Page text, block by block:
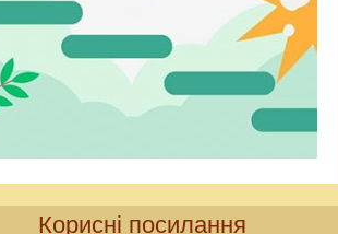
Корисні посилання